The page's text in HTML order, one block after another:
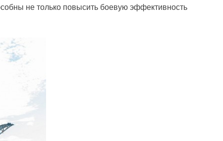
не только повысить боевую эффективность